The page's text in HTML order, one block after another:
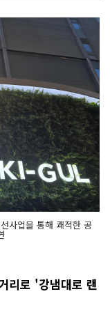
U
복
공
기
기
크
게
경
기
기
작
게
변
경
하
기
사업을 통해 쾌적한 공
리로 '강냄대로 랜